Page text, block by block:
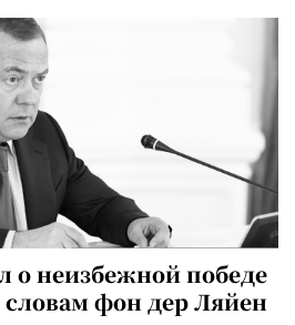
о неизбежной победе
фон дер Ляйен